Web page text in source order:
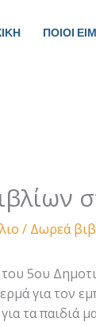
ΠΟΙΟΙ
/ Δωρεά
5ου
για τον
τα παιδιά